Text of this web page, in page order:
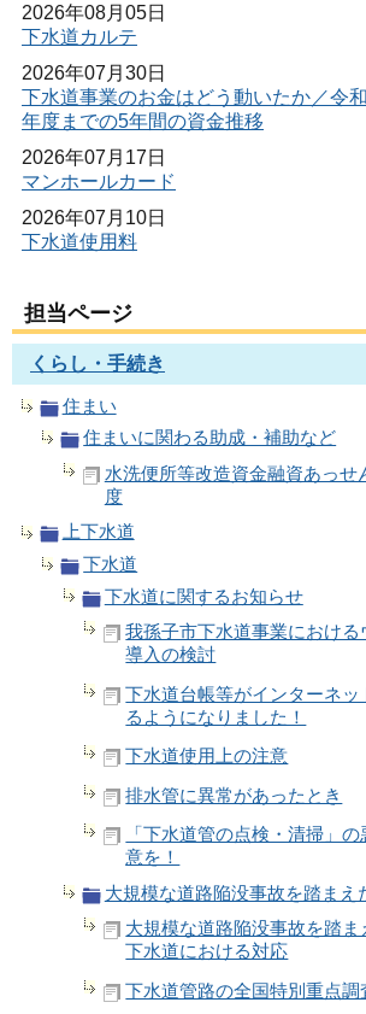
2026年08月05日
下水道カルテ
2026年07月30日
下水道事業のお金はどう動いたか／令
年度までの5年間の資金推移
2026年07月17日
マンホールカード
2026年07月10日
下水道使用料
担当ページ
くらし・手続き
住まい
住まいに関わる助成・補助など
水洗便所等改造資金融資あっせ
度
上下水道
下水道
下水道に関するお知らせ
我孫子市下水道事業におけ
導入の検討
下水道台帳等がインターネッ
るようになりました！
下水道使用上の注意
排水管に異常があったとき
「下水道管の点検・清掃」
意を！
大規模な道路陥没事故を踏まえ
大規模な道路陥没事故を踏
下水道における対応
下水道管路の全国特別重点調